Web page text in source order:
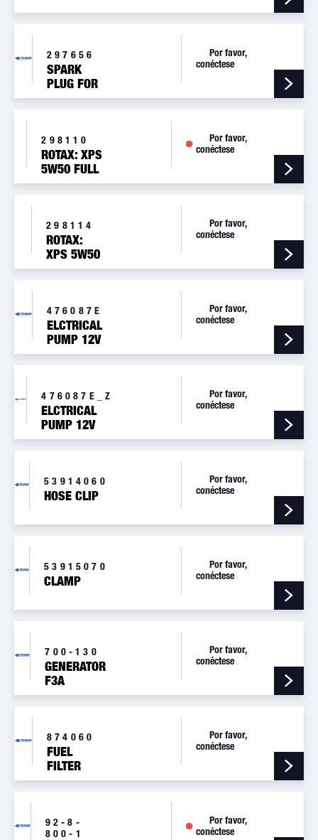
297656
SPARK
PLUG FOR
ROTAX
Por favor,
conéctese
298110
ROTAX: XPS
5W50 FULL
SYNTHETIC
Por favor,
conéctese
298114
ROTAX:
XPS 5W50
FULL
GALLONS
Por favor,
conéctese
476087E
ELCTRICAL
PUMP 12V
Por favor,
conéctese
476087E_Z
ELCTRICAL
PUMP 12V
Por favor,
conéctese
53914060
HOSE CLIP
Por favor,
conéctese
53915070
CLAMP
Por favor,
conéctese
700-130
GENERATOR
F3A
12V/40A
Por favor,
conéctese
874060
FUEL
FILTER
Por favor,
conéctese
92-8-
800-1
Por favor,
conéctese